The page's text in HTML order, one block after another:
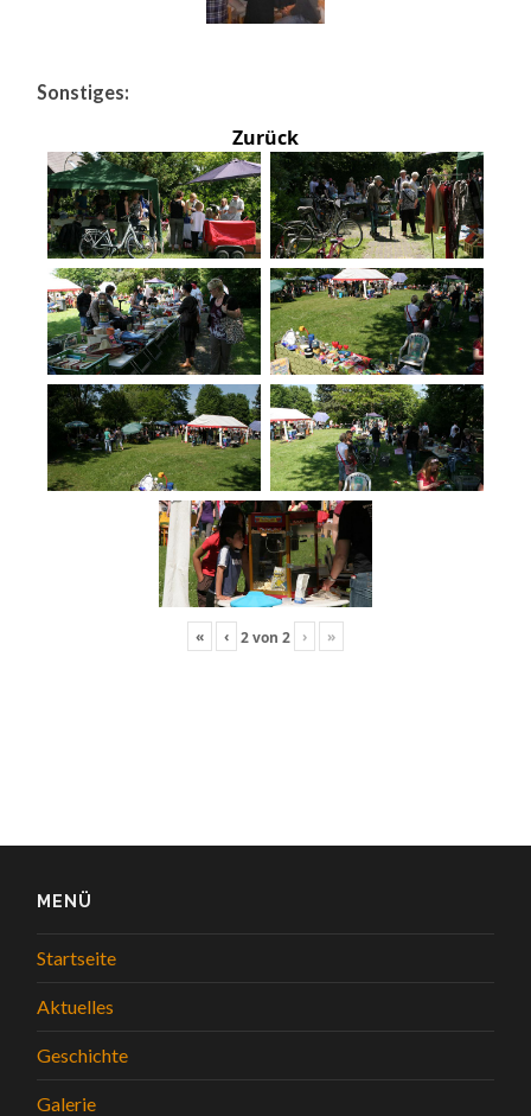
Sonstiges:
Zurück
« ‹ 2von 2 › »
MENÜ
Startseite
Aktuelles
Geschichte
Galerie